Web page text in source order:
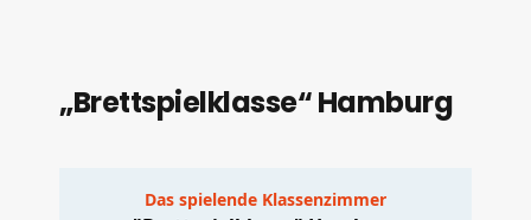
„Brettspielklasse“ Hamburg